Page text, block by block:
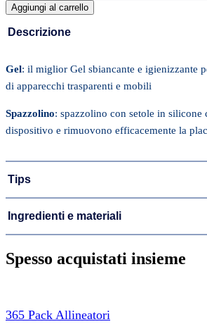
Aggiungi al carrello
Descrizione
Gel: il miglior Gel sbiancante e igienizzante
di apparecchi trasparenti e mobili
Spazzolino: spazzolino con setole in
dispositivo e rimuovono efficacemente la
Tips
Ingredienti e materiali
Spesso acquistati insieme
365 Pack Allineatori